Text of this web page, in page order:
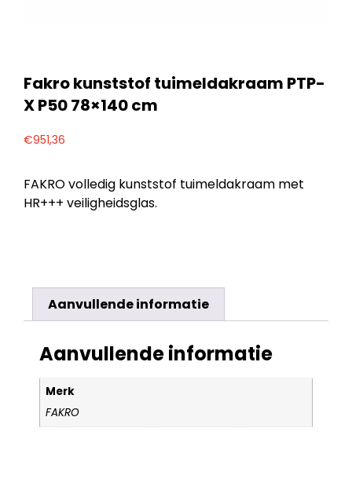
Fakro kunststof tuimeldakraam PTP-
X P50 78×140 cm
€951,36
FAKRO volledig kunststof tuimeldakraam met
HR+++ veiligheidsglas.
Aanvullende informatie
Aanvullende informatie
Merk
FAKRO